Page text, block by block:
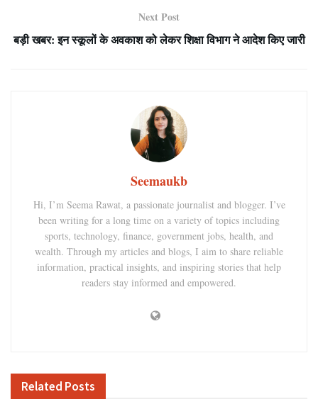
Next Post
बड़ी खबर: इन स्कूलों के अवकाश को लेकर शिक्षा विभाग ने आदेश किए जारी
Seemaukb
Hi, I’m Seema Rawat, a passionate journalist and blogger. I’ve
been writing for a long time on a variety of topics including
sports, technology, finance, government jobs, health, and
wealth. Through my articles and blogs, I aim to share reliable
information, practical insights, and inspiring stories that help
readers stay informed and empowered.
Related Posts